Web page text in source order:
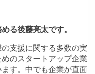
る後藤亮太です。
支援に関する多数の実
のスタートアップ企業
す。中でも企業が直面